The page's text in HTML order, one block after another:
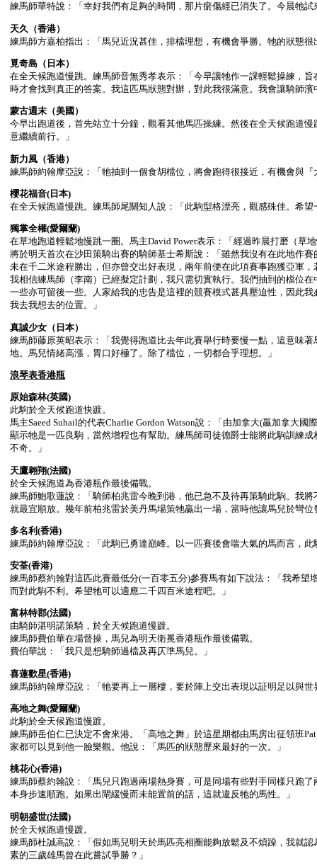
練馬師華特說：「幸好我們有足夠的時間，那片瘀傷經已消失了。今晨牠
天久（香港）
練馬師方嘉柏指出：「馬兒近況甚佳，排檔理想，有機會爭勝。牠的狀態
覓奇島（日本）
在全天候跑道慢跳。練馬師音無秀孝表示：「今早讓牠作一課輕鬆操練，
時才會找到真正的答案。我這匹馬狀態對辦，對此我很滿意。我會讓騎師
蒙古週末（美國）
今早出跑道後，首先站立十分鐘，觀看其他馬匹操練。然後在全天候跑道
意繼續前行。」
新力風（香港）
練馬師約翰摩亞說：「牠抽到一個食胡檔位，將會跑得很接近，有機會與
櫻花福音(日本)
在全天候跑道慢跳。練馬師尾關知人說：「此駒型格漂亮，觀感殊佳。希
獨掌全權(愛爾蘭)
在草地跑道輕鬆地慢跳一圈。馬主David Power表示：「經過昨晨打磨（草
將於明天首次在沙田策騎出賽的騎師基士希斯說：「雖然我沒有在此地作
未在千二米途程勝出，但亦曾交出好表現，兩年前便在此項賽事跑獲亞軍
我相信練馬師（李南）已經擬定計劃，我只需切實執行。我們抽到的檔位
一些亦可留後一些。人家給我的忠告是這裡的競賽模式甚具壓迫性，因此
我去我想去的位置。」
真誠少女（日本）
練馬師藤原英昭表示：「我覺得跑道比去年此賽舉行時要慢一點，這意味
地。馬兒情緒高漲，胃口好極了。除了檔位，一切都合乎理想。」
浪琴表香港瓶
原始森林(英國)
此駒於全天候跑道快踱。
馬主Saeed Suhail的代表Charlie Gordon Watson說：「由加拿大(贏加拿大
顯示牠是一匹良駒，當然增程也有幫助。練馬師司徒德爵士能將此駒訓練
不奇。」
天鷹翱翔(法國)
於全天候跑道為香港瓶作最後備戰。
練馬師鮑歌蓮說：「騎師柏兆雷今晚到港，他已急不及待再策騎此駒。我
就最宜順放。幾年前柏兆雷於美丹馬場策牠贏出一場，當時他讓馬兒於彎
多名利 (香港)
練馬師約翰摩亞說：「此駒已勇達巔峰。以一匹賽後會喘大氣的馬而言，
安荃(香港)
練馬師蔡約翰對這匹此賽最低分(一百零五分)參賽馬有如下說法：「我希
而對此駒不利。希望牠可以適應二千四百米途程吧。」
富林特郡(法國)
由騎師湛明諾策騎，於全天候跑道慢踱。
練馬師費伯華在場督操，馬兒為明天衛冕香港瓶作最後備戰。
費伯華說：「我只是想騎師過檔及再仄準馬兒。」
喜蓮歡星(香港)
練馬師約翰摩亞說：「牠要再上一層樓，要於陣上交出表現以証明足以與
高地之舞(愛爾蘭)
此駒於全天候跑道慢踱。
練馬師岳伯仁已決定不會來港。「高地之舞」於這星期都由馬房出征領班
家都可以見到他一臉樂觀。他說：「馬匹的狀態歷來最好的一次。」
桃花心(香港)
練馬師蔡約翰說：「馬兒只跑過兩場熱身賽，可是同場有些對手同樣只跑
本身步速順跑。如果出閘緩慢而未能置前的話，這就違反牠的馬性。」
明朝盛世(法國)
於全天候跑道慢踱。
練馬師杜誠高說：「假如馬兒明天於馬匹亮相圈能夠放鬆及不煩躁，我就
素的三歲雄馬曾在此嘗試爭勝？」